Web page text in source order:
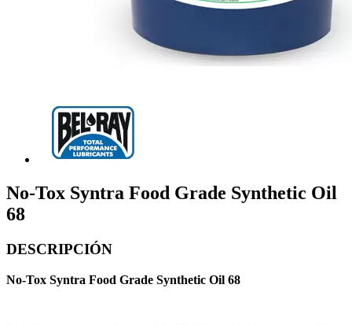
No-Tox Syntra Food Grade Synthetic Oil
68
DESCRIPCIÓN
No-Tox Syntra Food Grade Synthetic Oil 68